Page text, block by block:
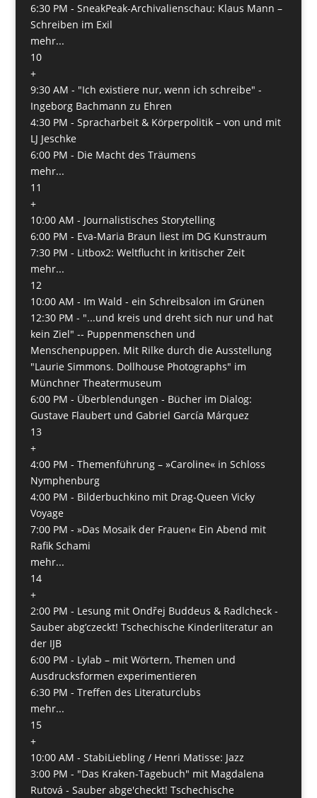
6:30 PM - SneakPeak-Archivalienschau: Klaus Mann –
Schreiben im Exil
mehr...
10
+
9:30 AM - "Ich existiere nur, wenn ich schreibe" -
Ingeborg Bachmann zu Ehren
4:30 PM - Spracharbeit & Körperpolitik – von und mit
LJ Jeschke
6:00 PM - Die Macht des Träumens
mehr...
11
+
10:00 AM - Journalistisches Storytelling
6:00 PM - Eva-Maria Braun liest im DG Kunstraum
7:30 PM - Litbox2: Weltflucht in kritischer Zeit
mehr...
12
10:00 AM - Im Wald - ein Schreibsalon im Grünen
12:30 PM - "...und kreis und dreht sich nur und hat
kein Ziel" -- Puppenmenschen und
Menschenpuppen. Mit Rilke durch die Ausstellung
"Laurie Simmons. Dollhouse Photographs" im
Münchner Theatermuseum
6:00 PM - Überblendungen - Bücher im Dialog:
Gustave Flaubert und Gabriel García Márquez
13
+
4:00 PM - Themenführung – »Caroline« in Schloss
Nymphenburg
4:00 PM - Bilderbuchkino mit Drag-Queen Vicky
Voyage
7:00 PM - »Das Mosaik der Frauen« Ein Abend mit
Rafik Schami
mehr...
14
+
2:00 PM - Lesung mit Ondřej Buddeus & Radlcheck -
Sauber abg’czeckt! Tschechische Kinderliteratur an
der IJB
6:00 PM - Lylab – mit Wörtern, Themen und
Ausdrucksformen experimentieren
6:30 PM - Treffen des Literaturclubs
mehr...
15
+
10:00 AM - StabiLiebling / Henri Matisse: Jazz
3:00 PM - "Das Kraken-Tagebuch" mit Magdalena
Rutová - Sauber abge'checkt! Tschechische